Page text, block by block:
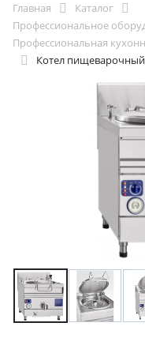
Главная
Каталог
Профессиональное
Профессиональная
Котел